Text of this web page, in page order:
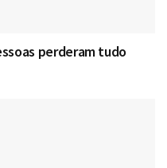
perderam tudo